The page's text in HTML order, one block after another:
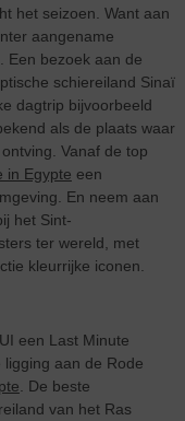
het seizoen. Want aan
aangename
Een bezoek aan de
schiereiland Sinaï
dagtrip bijvoorbeeld
als de plaats waar
Vanaf de top
in Egypte een
En neem aan
het Sint-
ter wereld, met
kleurrijke iconen.
een Last Minute
aan de Rode
. De beste
van het Ras